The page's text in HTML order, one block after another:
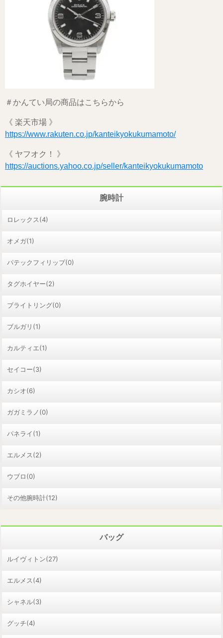
＃かんてい局の商品はこちらから
《 楽天市場 》
https://www.rakuten.co.jp/kanteikyokukumamoto/
《 ヤフオク！ 》
https://auctions.yahoo.co.jp/seller/kanteikyokukumamoto
腕時計
ロレックス(4)
オメガ(1)
パテックフィリップ(0)
タグホイヤー(2)
ブライトリング(0)
ブルガリ(1)
カルティエ(1)
セイコー(3)
カシオ(6)
ガガミラノ(0)
パネライ(1)
エルメス(2)
ウブロ(0)
その他腕時計(12)
バッグ
ルイヴィトン(27)
エルメス(4)
シャネル(3)
グッチ(4)